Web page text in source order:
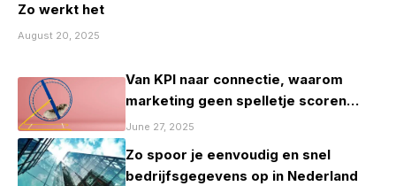
Zo werkt het
August 20, 2025
Van KPI naar connectie, waarom
marketing geen spelletje scoren
mag zijn
June 27, 2025
Zo spoor je eenvoudig en snel
bedrijfsgegevens op in Nederland